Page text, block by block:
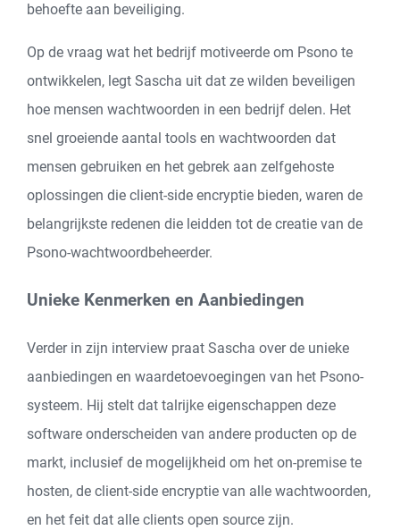
behoefte aan beveiliging.
Op de vraag wat het bedrijf motiveerde om Psono te
ontwikkelen, legt Sascha uit dat ze wilden beveiligen
hoe mensen wachtwoorden in een bedrijf delen. Het
snel groeiende aantal tools en wachtwoorden dat
mensen gebruiken en het gebrek aan zelfgehoste
oplossingen die client-side encryptie bieden, waren de
belangrijkste redenen die leidden tot de creatie van de
Psono-wachtwoordbeheerder.
Unieke Kenmerken en Aanbiedingen
Verder in zijn interview praat Sascha over de unieke
aanbiedingen en waardetoevoegingen van het Psono-
systeem. Hij stelt dat talrijke eigenschappen deze
software onderscheiden van andere producten op de
markt, inclusief de mogelijkheid om het on-premise te
hosten, de client-side encryptie van alle wachtwoorden,
en het feit dat alle clients open source zijn.